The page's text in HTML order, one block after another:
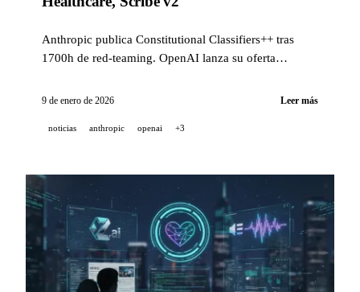
Anthropic publica Constitutional Classifiers++ tras
1700h de red-teaming. OpenAI lanza su oferta
para transcripción.
9 de enero de 2026 Leer más
noticias anthropic openai +3